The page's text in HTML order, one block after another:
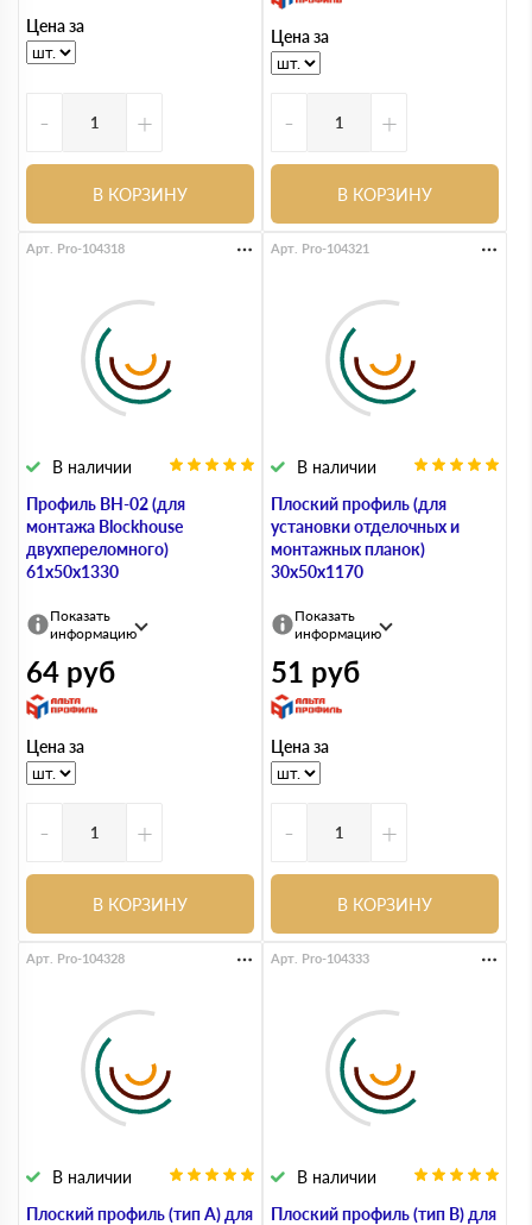
Цена за
- +
В КОРЗИНУ
Цена за
- +
В КОРЗИНУ
Профиль ВН-02 (для
монтажа Blockhouse
двухпереломного)
61х50х1330
В наличии
Арт. Pro-104318
Показать
информацию
64 руб
Цена за
- +
В КОРЗИНУ
Плоский профиль (для
установки отделочных и
монтажных планок)
30х50х1170
В наличии
Арт. Pro-104321
Показать
информацию
51 руб
Цена за
- +
В КОРЗИНУ
Плоский профиль (тип А) для
В наличии
Арт. Pro-104328
Плоский профиль (тип В) для
В наличии
Арт. Pro-104333